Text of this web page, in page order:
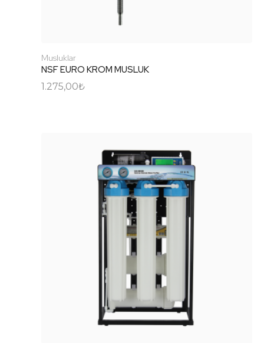
Musluklar
NSF EURO KROM MUSLUK
1.275,00₺